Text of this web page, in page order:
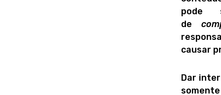
pode
de
causar
Dar